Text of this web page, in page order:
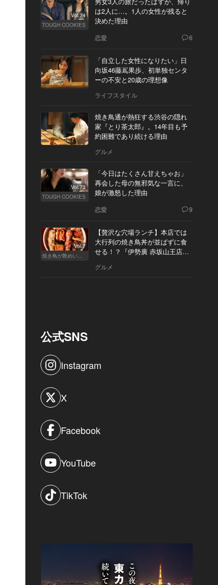
Vol.74
TOUGH COOKIES
は2人に…。1人の女性が残ると
決めた理由
恋愛 6
「自立した女性になりたい」日
向坂46藤嶌果歩、初単独センタ
ーの不安と20歳の理想像
ライフスタイル
焼き鳥通が熱狂する渋谷の隠れ
家『とり茶太郎』。14年目も予
約困難であり続ける理由
グルメ
Vol.73
TOUGH COOKIES
「今日はたくさん甘えちゃお」
再会した母の無邪気な一言に、
娘が激怒した理由
恋愛 9
Vol.7
焼き鳥が艶めいてきた
【贅沢な穴場ランチ】本店では
大行列の焼き鳥丼が並ばずに食
せる！？『伊勢廣 赤坂山王店』
グルメ
公式SNS
Instagram
X
Facebook
YouTube
TikTok